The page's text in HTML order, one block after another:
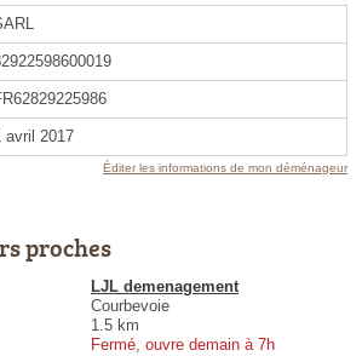
avril 2017
Éditer les informations de mon déménageur
proches
LJL demenagement
Courbevoie
1.5 km
Fermé, ouvre demain à 7h